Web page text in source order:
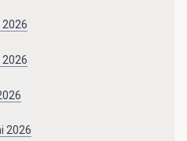
2026
2026
2026